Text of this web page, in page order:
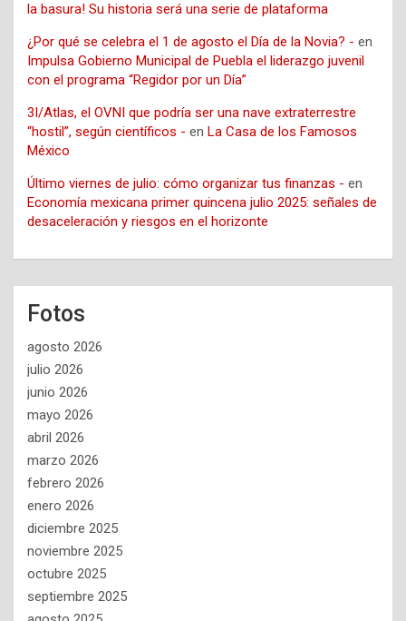
la basura! Su historia será una serie de plataforma
¿Por qué se celebra el 1 de agosto el Día de la Novia? - en
Impulsa Gobierno Municipal de Puebla el liderazgo juvenil
con el programa “Regidor por un Día”
3I/Atlas, el OVNI que podría ser una nave extraterrestre
“hostil”, según científicos - en La Casa de los Famosos
México
Último viernes de julio: cómo organizar tus finanzas - en
Economía mexicana primer quincena julio 2025: señales de
desaceleración y riesgos en el horizonte
Fotos
agosto 2026
julio 2026
junio 2026
mayo 2026
abril 2026
marzo 2026
febrero 2026
enero 2026
diciembre 2025
noviembre 2025
octubre 2025
septiembre 2025